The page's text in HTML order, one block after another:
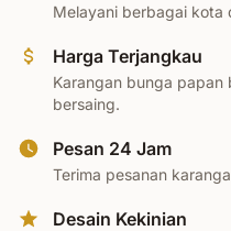
Melayani berbagai kota
Harga Terjangkau
Karangan bunga papan
bersaing.
Pesan 24 Jam
Terima pesanan
Desain Kekinian